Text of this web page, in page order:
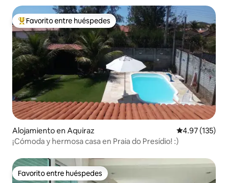
Favorito entre huéspedes preferido
Favorito entre huéspedes
Alojamiento en Aquiraz Calificación
4.97 (135)
¡Cómoda y hermosa casa en Praia do Presídio! :)
Favorito entre huéspedes
Favorito entre huéspedes